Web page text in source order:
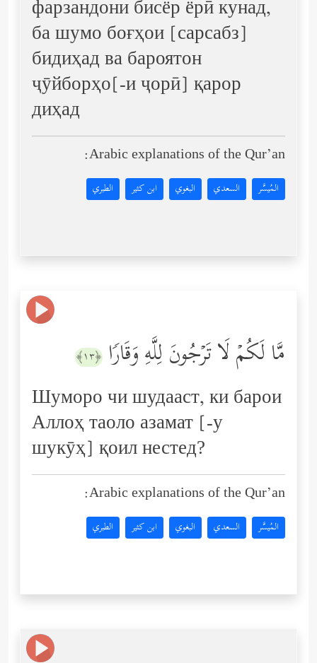
фарзандони бисёр ёрӣ кунад,
ба шумо боғҳои [сарсабз]
бидиҳад ва бароятон
ҷӯйборҳо[-и ҷорӣ] қарор
диҳад
Arabic explanations of the Qur’an:
المُيسَّر السعدي البغوي ابن كثير الطبري
مَّا لَكُمۡ لَا تَرۡجُونَ لِلَّهِ وَقَارࣰا ﴿١٣﴾
Шуморо чи шудааст, ки барои
Аллоҳ таоло азамат [-у
шукӯҳ] қоил нестед?
Arabic explanations of the Qur’an:
المُيسَّر السعدي البغوي ابن كثير الطبري